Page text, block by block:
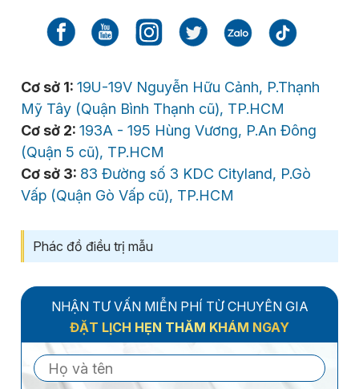
Cơ sở 1: 19U-19V Nguyễn Hữu Cảnh, P.Thạnh
Mỹ Tây (Quận Bình Thạnh cũ), TP.HCM
Cơ sở 2: 193A - 195 Hùng Vương, P.An Đông
(Quận 5 cũ), TP.HCM
Cơ sở 3: 83 Đường số 3 KDC Cityland, P.Gò
Vấp (Quận Gò Vấp cũ), TP.HCM
Phác đồ điều trị mẫu
NHẬN TƯ VẤN MIỄN PHÍ TỪ CHUYÊN GIA
ĐẶT LỊCH HẸN THĂM KHÁM NGAY